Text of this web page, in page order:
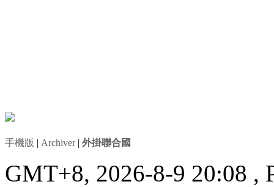
手機版 | Archiver| 外掛聯合國
GMT+8, 2026-8-9 20:08 ,